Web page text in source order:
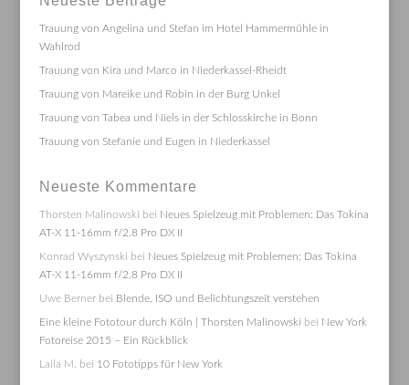
Trauung von Angelina und Stefan im Hotel Hammermühle in
Wahlrod
Trauung von Kira und Marco in Niederkassel-Rheidt
Trauung von Mareike und Robin in der Burg Unkel
Trauung von Tabea und Niels in der Schlosskirche in Bonn
Trauung von Stefanie und Eugen in Niederkassel
Neueste Kommentare
Thorsten Malinowski bei Neues Spielzeug mit Problemen: Das Tokina
AT-X 11-16mm f/2.8 Pro DX II
Konrad Wyszynski bei Neues Spielzeug mit Problemen: Das Tokina
AT-X 11-16mm f/2.8 Pro DX II
Uwe Bernerbei Blende, ISO und Belichtungszeit verstehen
Eine kleine Fototour durch Köln | Thorsten Malinowski bei New York
Fotoreise 2015 – Ein Rückblick
Laila M. bei 10 Fototipps für New York